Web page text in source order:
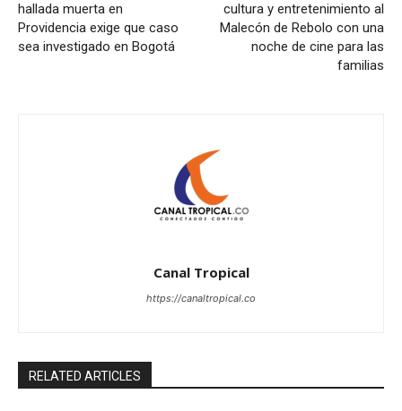
hallada muerta en
Providencia exige que caso
sea investigado en Bogotá
cultura y entretenimiento al
Malecón de Rebolo con una
noche de cine para las
familias
Canal Tropical
https://canaltropical.co
RELATED ARTICLES